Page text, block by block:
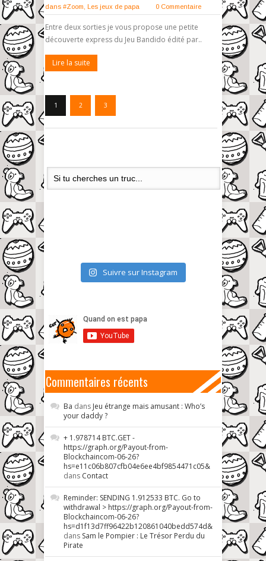
dans #Zoom Les jeux de papa 0 Commentaire
Entre deux sorties je vous propose une petite
découverte express du Jeu Bandido édité par..
Lire la suite
1 2 3
Suivre sur Instagram
Commentaires récents
Ba dans Jeu étrange mais amusant : Who’s
your daddy ?
+ 1.978714 BTC.GET -
https://graph.org/Payout-from-
Blockchaincom-06-26?
hs=e11c06b807cfb04e6ee4bf9854471c05&
dans Contact
Reminder: SENDING 1.912533 BTC. Go to
withdrawal > https://graph.org/Payout-from-
Blockchaincom-06-26?
hs=d1f13d7ff96422b120861040bedd574d&
dans Sam le Pompier : Le Trésor Perdu du
Pirate